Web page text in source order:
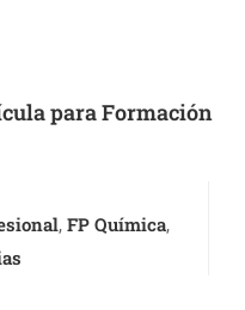
para Formación
, FP Química,